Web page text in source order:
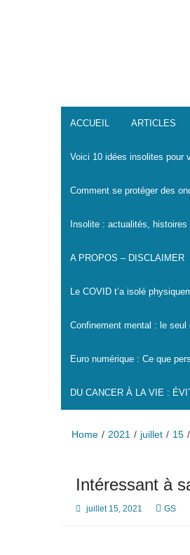
ACCUEIL ARTICLES
Voici 10 idées insolites pour
Comment se protéger des
Insolite : actualités,
A PROPOS – DISCLAIMER
Le COVID t’a isolé
Confinement mental : le
Euro numérique : Ce que
DU CANCER À LA VIE :
Home 2021 juillet 15
Intéressant à
juillet 15, 2021 GS